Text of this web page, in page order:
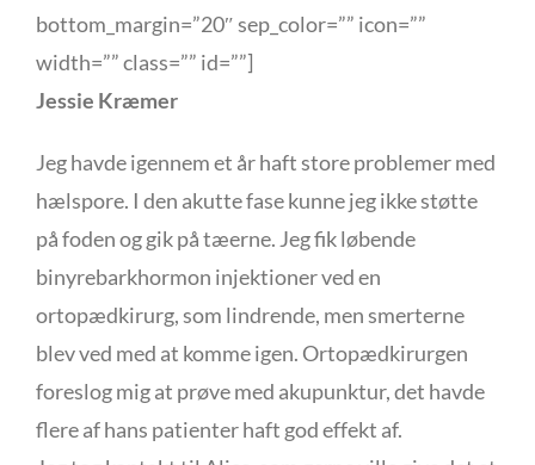
bottom_margin=”20″ sep_color=”” icon=””
width=”” class=”” id=””]
Jessie Kræmer
Jeg havde igennem et år haft store problemer med
hælspore. I den akutte fase kunne jeg ikke støtte
på foden og gik på tæerne. Jeg fik løbende
binyrebarkhormon injektioner ved en
ortopædkirurg, som lindrende, men smerterne
blev ved med at komme igen. Ortopædkirurgen
foreslog mig at prøve med akupunktur, det havde
flere af hans patienter haft god effekt af.